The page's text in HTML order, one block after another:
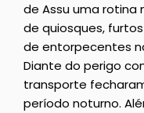
de Assu uma
de quiosques,
de entorpecentes
Diante do perigo
transporte
período noturno.